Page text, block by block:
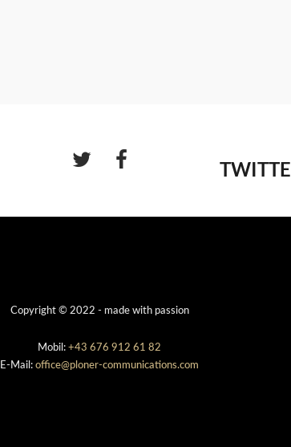
Copyright © 2022 - made with passion
Mobil:+43 676 912 61 82
E-Mail:office@ploner-communications.com